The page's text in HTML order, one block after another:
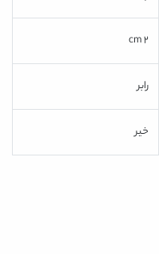
رابر
خیر